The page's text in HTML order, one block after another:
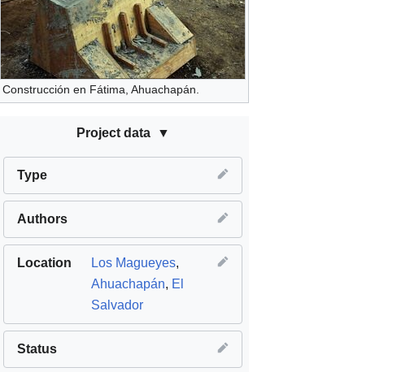
Construcción en Fátima, Ahuachapán.
Project data
Type
Authors
Location Los Magueyes,
Ahuachapán, El
Salvador
Status